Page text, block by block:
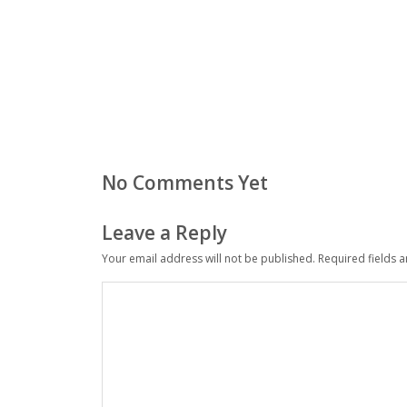
No Comments Yet
Leave a Reply
Your email address will not be published. Required fields